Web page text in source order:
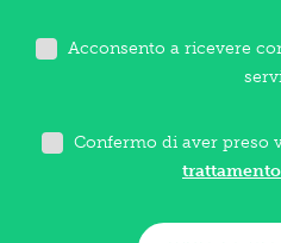
Acconsento a ricevere
Confermo di aver preso